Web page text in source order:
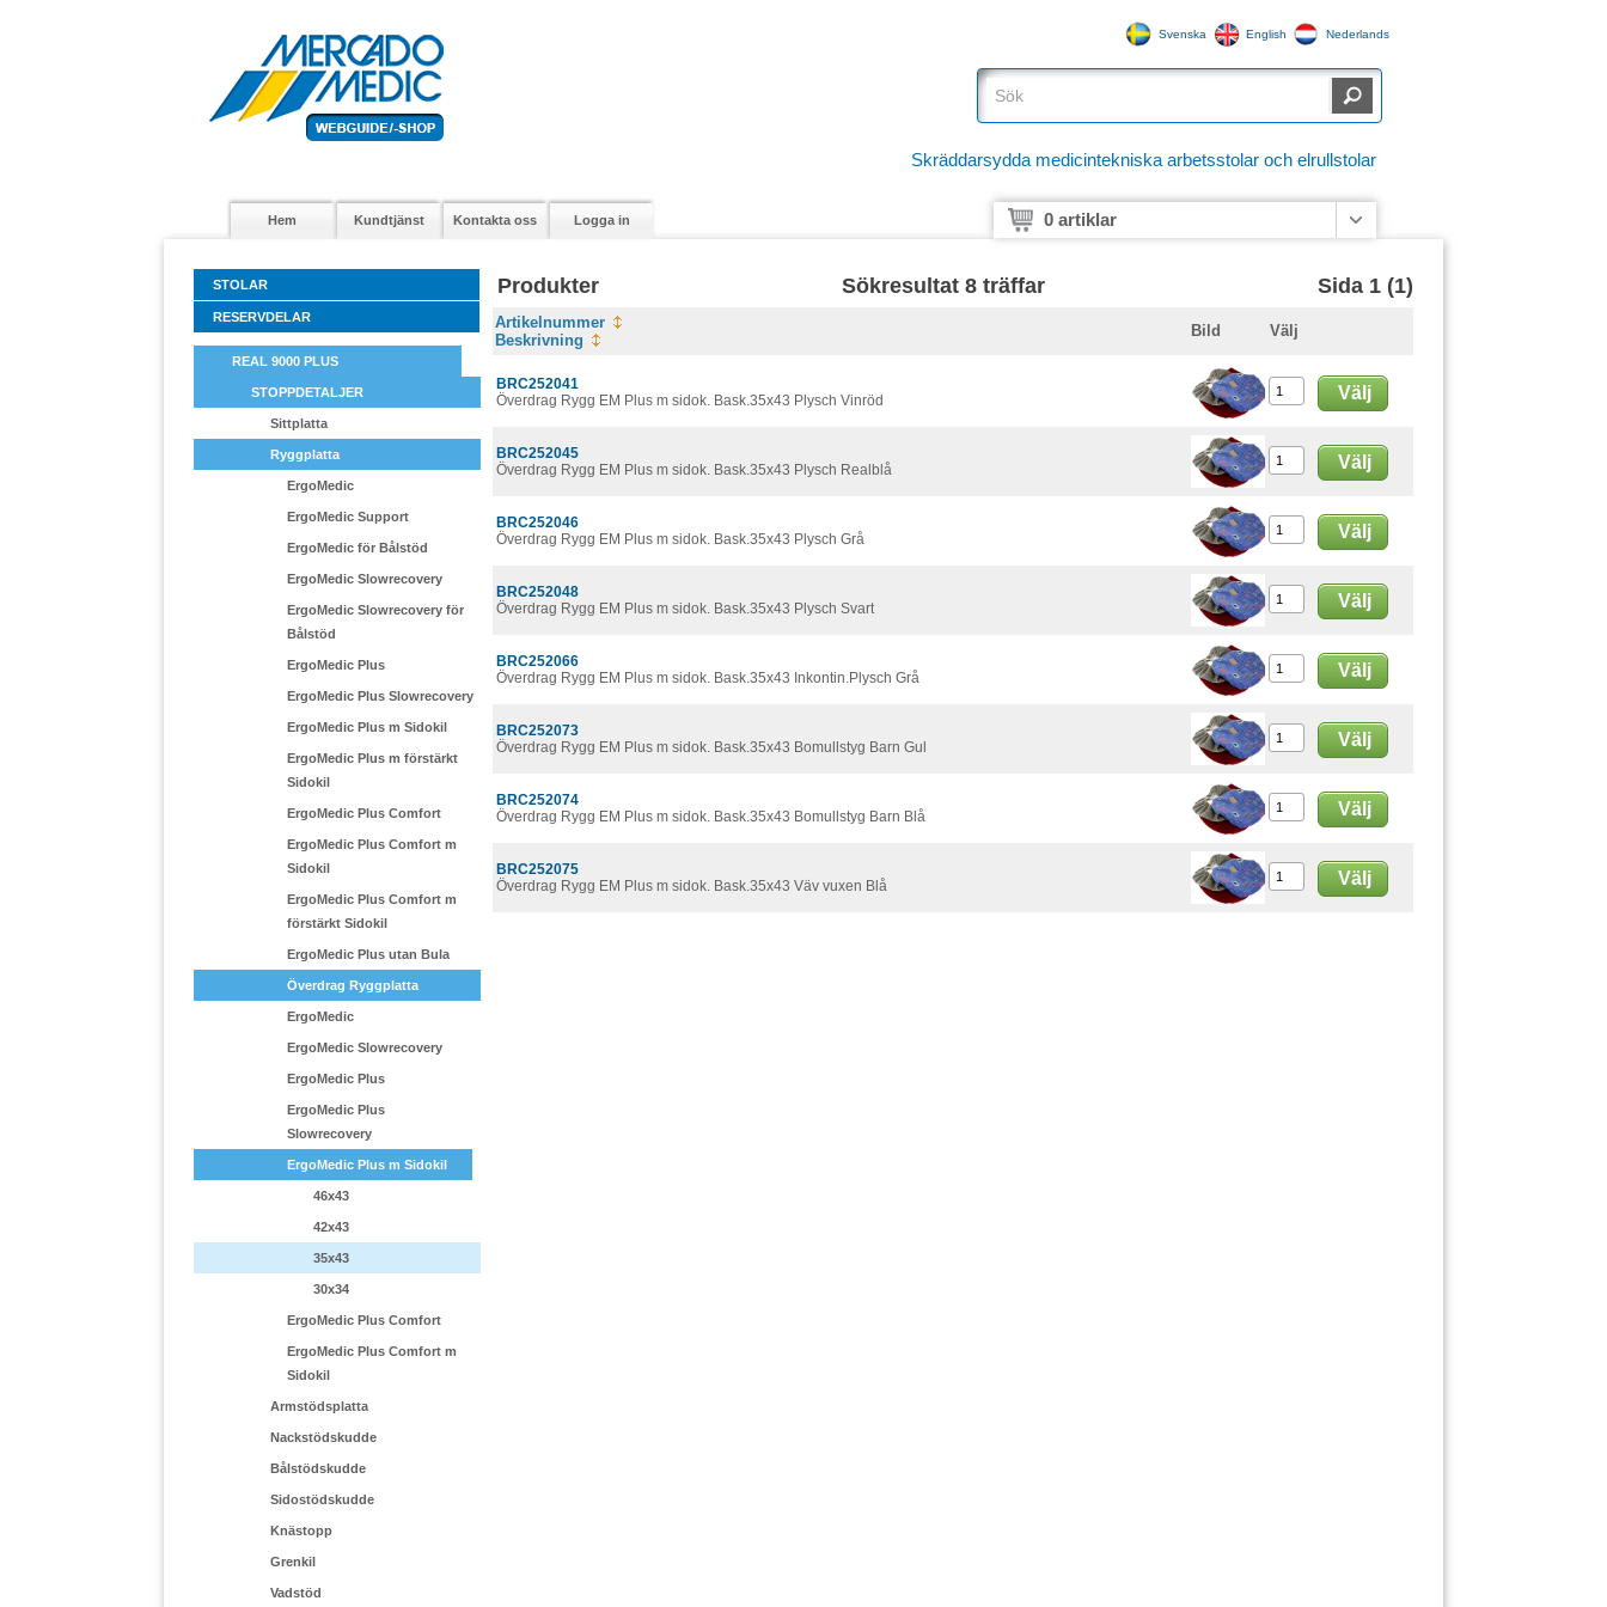
Svenska English Nederlands
Skräddarsydda medicintekniska arbetsstolar och elrullstolar
Hem Kundtjänst Kontakta oss Logga in 0 artiklar
STOLAR
RESERVDELAR
REAL 9000 PLUS
STOPPDETALJER
Sittplatta
Ryggplatta
ErgoMedic
ErgoMedic Support
ErgoMedic för Bålstöd
ErgoMedic Slowrecovery
ErgoMedic Slowrecovery för
Bålstöd
ErgoMedic Plus
ErgoMedic Plus Slowrecovery
ErgoMedic Plus m Sidokil
ErgoMedic Plus m förstärkt
Sidokil
ErgoMedic Plus Comfort
ErgoMedic Plus Comfort m
Sidokil
ErgoMedic Plus Comfort m
förstärkt Sidokil
ErgoMedic Plus utan Bula
Överdrag Ryggplatta
ErgoMedic
ErgoMedic Slowrecovery
ErgoMedic Plus
ErgoMedic Plus
Slowrecovery
ErgoMedic Plus m Sidokil
46x43
42x43
35x43
30x34
ErgoMedic Plus Comfort
ErgoMedic Plus Comfort m
Sidokil
Armstödsplatta
Nackstödskudde
Bålstödskudde
Sidostödskudde
Knästopp
Grenkil
Vadstöd
Produkter Sökresultat 8 träffar Sida 1 (1)
Artikelnummer
Beskrivning
Bild Välj
BRC252041
Överdrag Rygg EM Plus m sidok. Bask.35x43 Plysch Vinröd
Välj
BRC252045
Överdrag Rygg EM Plus m sidok. Bask.35x43 Plysch Realblå
Välj
BRC252046
Överdrag Rygg EM Plus m sidok. Bask.35x43 Plysch Grå
Välj
BRC252048
Överdrag Rygg EM Plus m sidok. Bask.35x43 Plysch Svart
Välj
BRC252066
Överdrag Rygg EM Plus m sidok. Bask.35x43 Inkontin.Plysch Grå
Välj
BRC252073
Överdrag Rygg EM Plus m sidok. Bask.35x43 Bomullstyg Barn Gul
Välj
BRC252074
Överdrag Rygg EM Plus m sidok. Bask.35x43 Bomullstyg Barn Blå
Välj
BRC252075
Överdrag Rygg EM Plus m sidok. Bask.35x43 Väv vuxen Blå
Välj